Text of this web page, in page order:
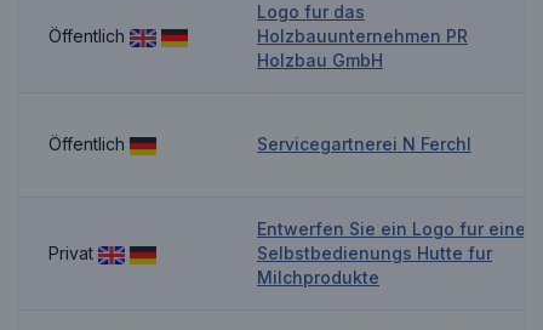
Öffentlich
Logo fur das
Holzbauunternehmen PR
Holzbau GmbH
Öffentlich Servicegartnerei N Ferchl
Privat
Entwerfen Sie ein Logo fur eine
Selbstbedienungs Hutte fur
Milchprodukte